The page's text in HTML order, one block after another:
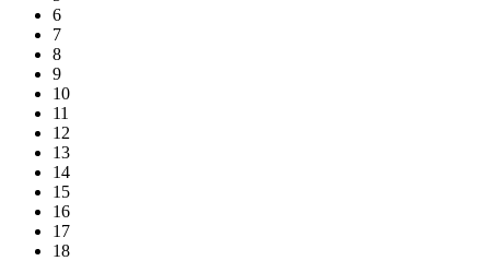
6
7
8
9
10
11
12
13
14
15
16
17
18